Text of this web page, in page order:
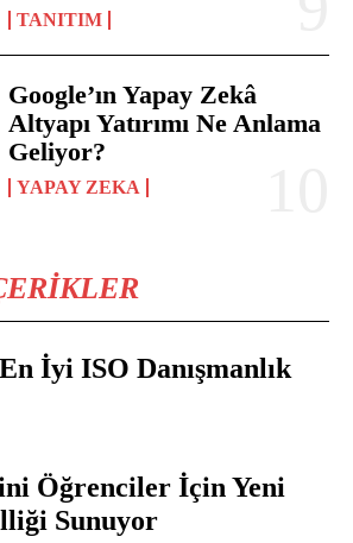
TANITIM
Google’ın Yapay Zekâ
Altyapı Yatırımı Ne Anlama
Geliyor?
YAPAY ZEKA
İyi ISO Danışmanlık
Öğrenciler İçin Yeni
Sunuyor